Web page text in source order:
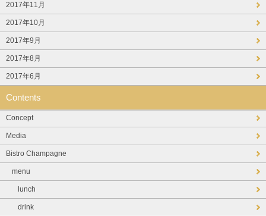
2017年11月
2017年10月
2017年9月
2017年8月
2017年6月
Contents
Concept
Media
Bistro Champagne
menu
lunch
drink